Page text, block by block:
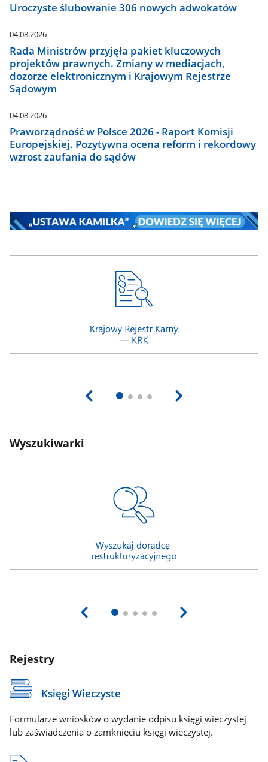
Uroczyste ślubowanie 306 nowych adwokatów
04.08.2026
Rada Ministrów przyjęła pakiet kluczowych
projektów prawnych. Zmiany w mediacjach,
dozorze elektronicznym i Krajowym Rejestrze
Sądowym
04.08.2026
Praworządność w Polsce 2026 - Raport Komisji
Europejskiej. Pozytywna ocena reform i rekordowy
wzrost zaufania do sądów
Wyszukiwarki
Rejestry
Księgi Wieczyste
Formularze wniosków o wydanie odpisu księgi wieczystej
lub zaświadczenia o zamknięciu księgi wieczystej.